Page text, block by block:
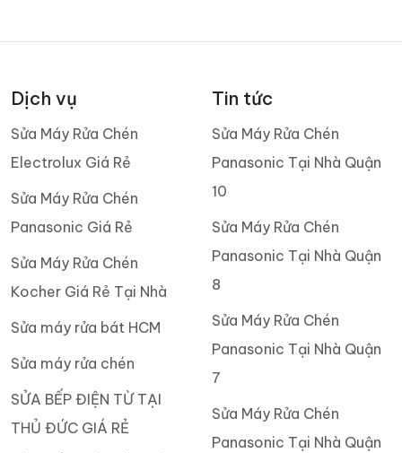
Dịch vụ
Sửa Máy Rửa Chén
Electrolux Giá Rẻ
Sửa Máy Rửa Chén
Panasonic Giá Rẻ
Sửa Máy Rửa Chén
Kocher Giá Rẻ Tại Nhà
Sửa máy rửa bát HCM
Sửa máy rửa chén
SỬA BẾP ĐIỆN TỪ TẠI
THỦ ĐỨC GIÁ RẺ
Tin tức
Sửa Máy Rửa Chén
Panasonic Tại Nhà Quận
10
Sửa Máy Rửa Chén
Panasonic Tại Nhà Quận
8
Sửa Máy Rửa Chén
Panasonic Tại Nhà Quận
7
Sửa Máy Rửa Chén
Panasonic Tại Nhà Quận